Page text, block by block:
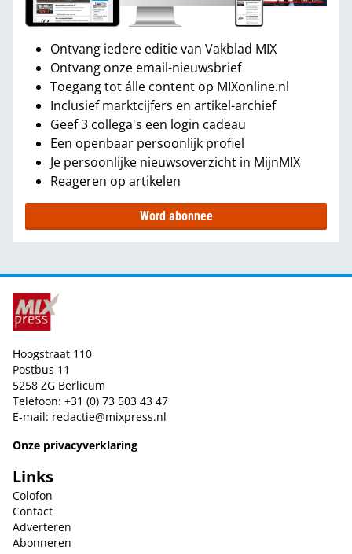
Ontvang iedere editie van Vakblad MIX
Ontvang onze email-nieuwsbrief
Toegang tot álle content op MIXonline.nl
Inclusief marktcijfers en artikel-archief
Geef 3 collega's een login cadeau
Een openbaar persoonlijk profiel
Je persoonlijke nieuwsoverzicht in MijnMIX
Reageren op artikelen
Word abonnee
Hoogstraat 110
Postbus 11
5258 ZG Berlicum
Telefoon: +31 (0) 73 503 43 47
E-mail: redactie@mixpress.nl
Onze privacyverklaring
Links
Colofon
Contact
Adverteren
Abonneren